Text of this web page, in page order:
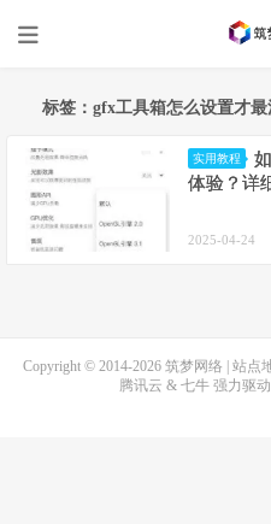
标签：gfx工具箱怎么设置才最
实用教程
体验？详
2025-04-24
Copyright © 2014-2026 筑梦网络 站点
腾讯云 & 七牛强力驱